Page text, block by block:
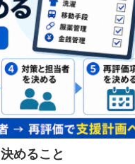
めること